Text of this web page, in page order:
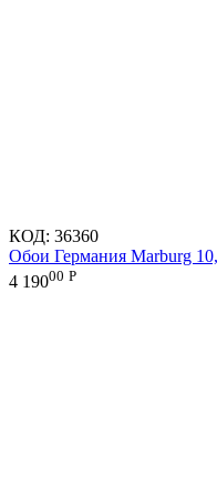
КОД: 36360
Обои Германия Marburg
4 19000 Р